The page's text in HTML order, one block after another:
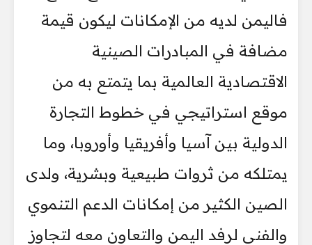
فاليمن لديه من الإمكانات ليكون قيمة
مضافة في المبادرات الصينية
الاقتصادية العالمية بما يتمتع به من
موقع استراتيجي في خطوط التجارة
الدولية بين آسيا وأفريقيا وأوروبا، وما
يمتلكه من ثروات طبيعية وبشرية، ولدى
الصين الكثير من إمكانات الدعم التنموي
والفني لرفد اليمن والتعاون معه لتجاوز